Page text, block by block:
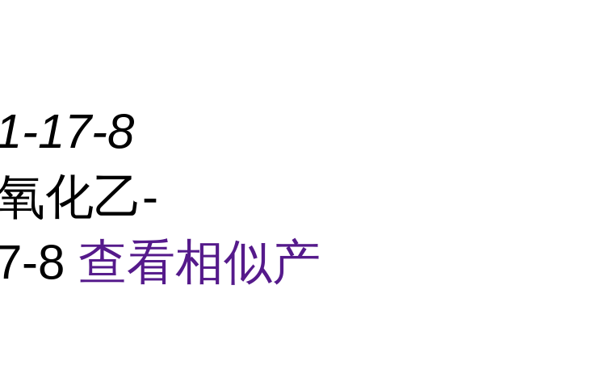
17-8
化乙-
8 查看相似产